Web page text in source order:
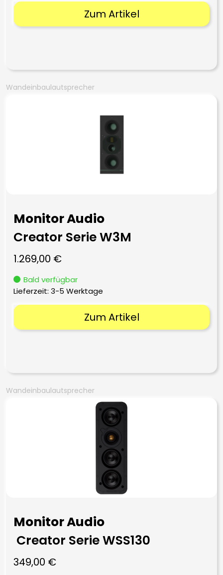
Zum Artikel
Wandeinbaulautsprecher
Monitor Audio
Creator Serie W3M
1.269,00 €
Bald verfügbar
Lieferzeit: 3-5 Werktage
Zum Artikel
Wandeinbaulautsprecher
Monitor Audio
Creator Serie WSS130
349,00 €